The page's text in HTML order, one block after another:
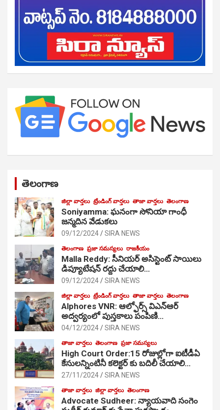
తెలంగాణ
జిల్లా వార్తలు ట్రేండింగ్ వార్తలు తాజా వార్తలు తెలంగాణ
Soniyamma: ఘ‌నంగా సోనియా గాంధీ
జ‌న్మ‌దిన వేడుక‌లు
09/12/2024 SIRA NEWS
తెలంగాణ ప్రజా సమస్యలు రాజకీయం
Malla Reddy: సీనియర్ అసిస్టెంట్ సాయిలు
డిప్యూటేషన్ రద్దు చేయాలి…
09/12/2024 SIRA NEWS
జిల్లా వార్తలు ట్రేండింగ్ వార్తలు తాజా వార్తలు తెలంగాణ
Alphores VNR: ఆల్ఫోర్స్ విఎన్ఆర్
అద్వర్యంలో పుస్తకాలు పంపిణి…
04/12/2024 SIRA NEWS
తాజా వార్తలు తెలంగాణ ప్రజా సమస్యలు
High Court Order:15 రోజుల్లోగా ఐటీడీఏ
కేసులన్నింటినీ కలెక్టర్ కు బదిలీ చేయాలి…
27/11/2024 SIRA NEWS
తాజా వార్తలు జిల్లా వార్తలు తెలంగాణ
Advocate Sudheer: న్యాయవాది సంగెం